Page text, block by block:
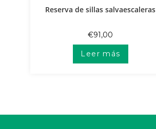
Reserva de sillas salvaescaleras
€91,00
Leer más